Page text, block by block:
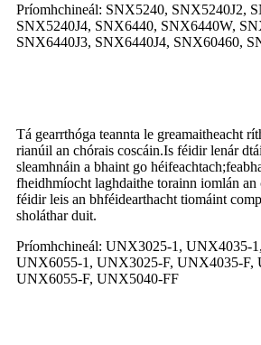
Príomhchineál: SNX5240, SNX5240J2,
SNX5240J4, SNX6440, SNX6440W,
SNX6440J3, SNX6440J4, SNX60460,
Tá gearrthóga teannta le greamaitheacht
rianúil an chórais coscáin.Is féidir lenár
sleamhnáin a bhaint go
fheidhmíocht laghdaithe torainn iomlán an
féidir leis an bhféidearthacht tiomáint
sholáthar duit.
Príomhchineál: UNX3025-1, UNX4035-
UNX6055-1, UNX3025-F, UNX4035-F,
UNX6055-F, UNX5040-FF